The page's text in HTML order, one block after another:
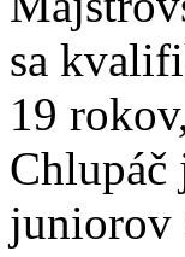
sa
19
Chlupáč
juniorov